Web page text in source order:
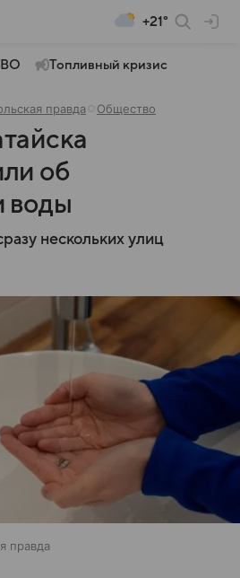
+21°
Топливный кризис
правда Общество
об
воды
нескольких улиц
правда